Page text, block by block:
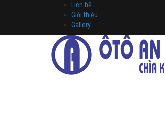
Liên hệ
Giới thiệu
Gallery